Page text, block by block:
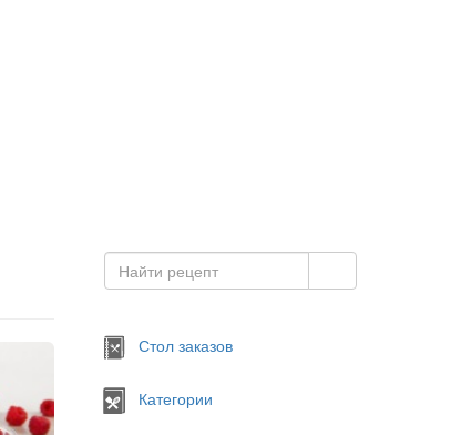
Стол заказов
Категории